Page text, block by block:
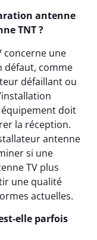
antenne
TNT ?
concerne une
défaut, comme
défaillant ou
équipement doit
la réception.
antenne
si une
TV plus
une qualité
actuelles.
elle parfois